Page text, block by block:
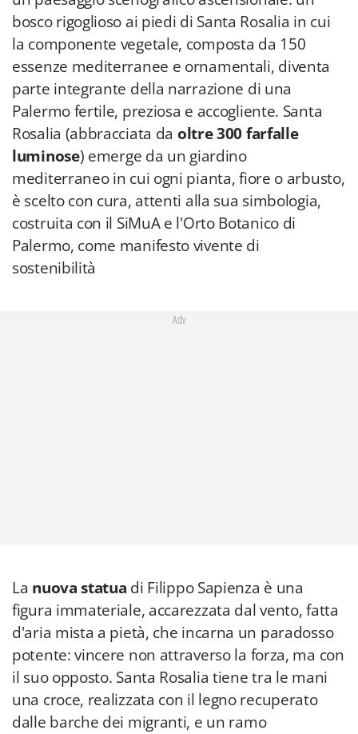
bosco rigoglioso ai piedi di Santa Rosalia in cui
la componente vegetale, composta da 150
essenze mediterranee e ornamentali, diventa
parte integrante della narrazione di una
Palermo fertile, preziosa e accogliente. Santa
Rosalia (abbracciata da oltre 300 farfalle
luminose) emerge da un giardino
mediterraneo in cui ogni pianta, fiore o arbusto,
è scelto con cura, attenti alla sua simbologia,
costruita con il SiMuA e l'Orto Botanico di
Palermo, come manifesto vivente di
sostenibilità
Adv
La nuova statua di Filippo Sapienza è una
figura immateriale, accarezzata dal vento, fatta
d'aria mista a pietà, che incarna un paradosso
potente: vincere non attraverso la forza, ma con
il suo opposto. Santa Rosalia tiene tra le mani
una croce, realizzata con il legno recuperato
dalle barche dei migranti, e un ramo